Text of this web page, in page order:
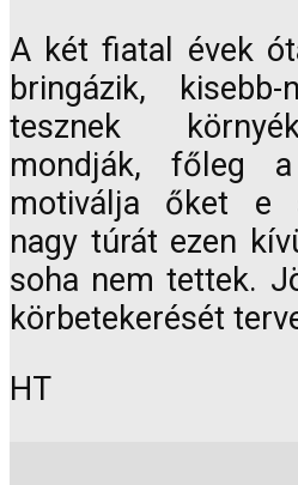
A két fiatal évek
bringázik,
tesznek
mondják, főleg a
motiválja őket e
nagy túrát ezen
soha nem tettek.
körbetekerését
HT